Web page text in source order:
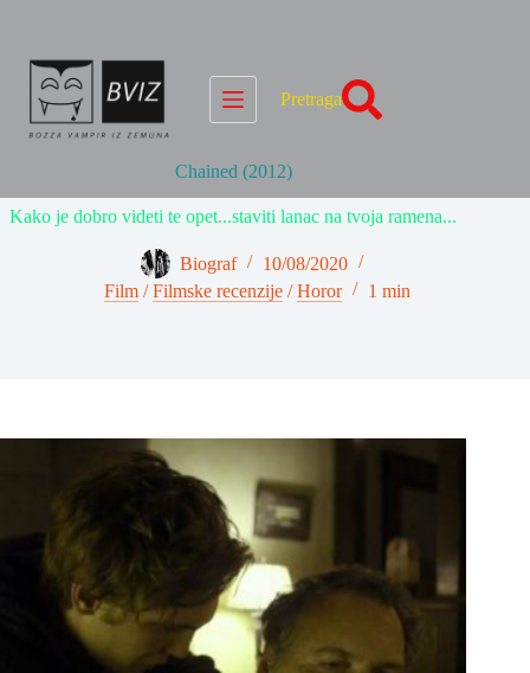
Pretraga
Chained (2012)
Kako je dobro videti te opet...staviti lanac na tvoja ramena...
Biograf
10/08/2020
Film/Filmske recenzije/Horor 1 min